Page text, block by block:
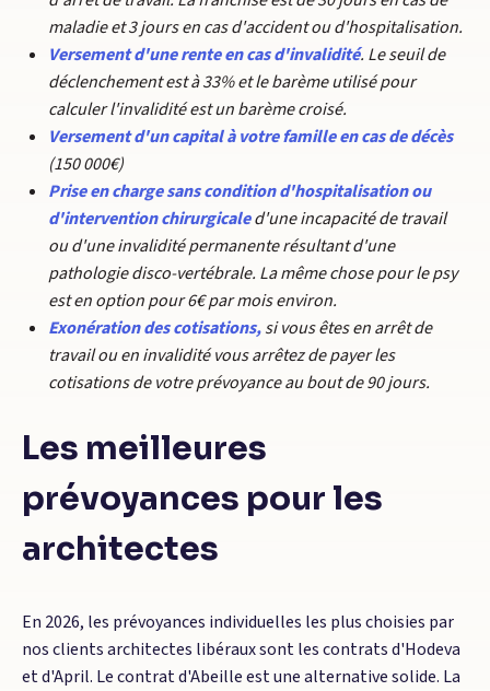
maladie et 3 jours en cas d'accident ou d'hospitalisation.
Versement d'une rente en cas d'invalidité. Le seuil de
déclenchement est à 33% et le barème utilisé pour
calculer l'invalidité est un barème croisé.
Versement d'un capital à votre famille en cas de décès
(150 000€)
Prise en charge sans condition d'hospitalisation ou
d'intervention chirurgicaled'une incapacité de travail
ou d'une invalidité permanente résultant d'une
pathologie disco-vertébrale. La même chose pour le psy
est en option pour 6€ par mois environ.
Exonération des cotisations,si vous êtes en arrêt de
travail ou en invalidité vous arrêtez de payer les
cotisations de votre prévoyance au bout de 90 jours.
Les meilleures
prévoyances pour les
architectes
En 2026, les prévoyances individuelles les plus choisies par
nos clients architectes libéraux sont les contrats d'Hodeva
et d'April. Le contrat d'Abeille est une alternative solide. La